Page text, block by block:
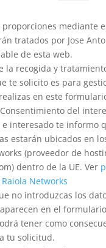
proporciones mediante
tratados por Jose
de esta web.
la recogida y
te solicito es para
en este
del
e interesado te informo
estarán ubicados en
(proveedor de
dentro de la UE. Ver
Networks
no introduzcas los
en el
tener como
tu solicitud.